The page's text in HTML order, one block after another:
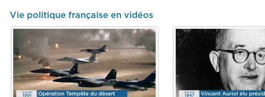
Vie politique française en vidéos